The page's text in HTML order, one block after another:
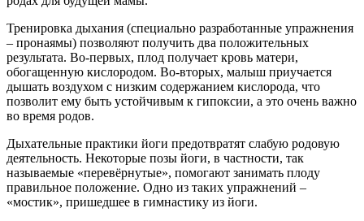
Тренировка дыхания (специально разработанные упражнения
– пронаямы) позволяют получить два положительных
результата. Во-первых, плод получает кровь матери,
обогащенную кислородом. Во-вторых, малыш приучается
дышать воздухом с низким содержанием кислорода, что
позволит ему быть устойчивым к гипоксии, а это очень важно
во время родов.
Дыхательные практики йоги предотвратят слабую родовую
деятельность. Некоторые позы йоги, в частности, так
называемые «перевёрнутые», помогают занимать плоду
правильное положение. Одно из таких упражнений –
«мостик», пришедшее в гимнастику из йоги.